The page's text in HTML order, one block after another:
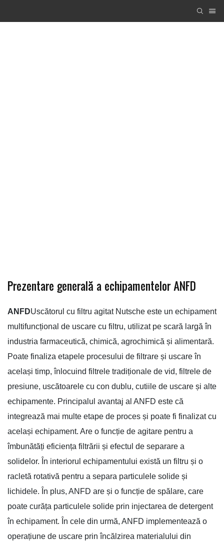
Prezentare generală a echipamentelor ANFD
ANFDUscătorul cu filtru agitat Nutsche este un echipament
multifuncțional de uscare cu filtru, utilizat pe scară largă în
industria farmaceutică, chimică, agrochimică și alimentară.
Poate finaliza etapele procesului de filtrare și uscare în
același timp, înlocuind filtrele tradiționale de vid, filtrele de
presiune, uscătoarele cu con dublu, cutiile de uscare și alte
echipamente. Principalul avantaj al ANFD este că
integrează mai multe etape de proces și poate fi finalizat cu
același echipament. Are o funcție de agitare pentru a
îmbunătăți eficiența filtrării și efectul de separare a
solidelor. În interiorul echipamentului există un filtru și o
racletă rotativă pentru a separa particulele solide și
lichidele. În plus, ANFD are și o funcție de spălare, care
poate curăța particulele solide prin injectarea de detergent
în echipament. În cele din urmă, ANFD implementează o
operațiune de uscare prin încălzirea materialului din